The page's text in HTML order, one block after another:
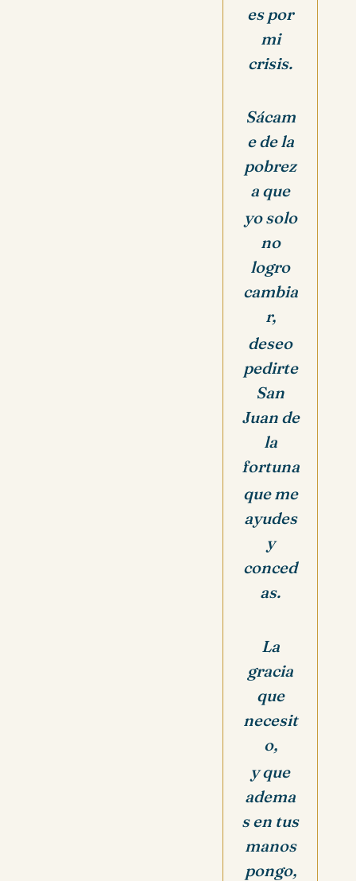
es por
mi
crisis.
Sácam
e de la
pobrez
a que
yo solo
no
logro
cambia
r,
deseo
pedirte
San
Juan de
la
fortuna
que me
ayudes
y
conced
as.
La
gracia
que
necesit
o,
y que
adema
s en tus
manos
pongo,